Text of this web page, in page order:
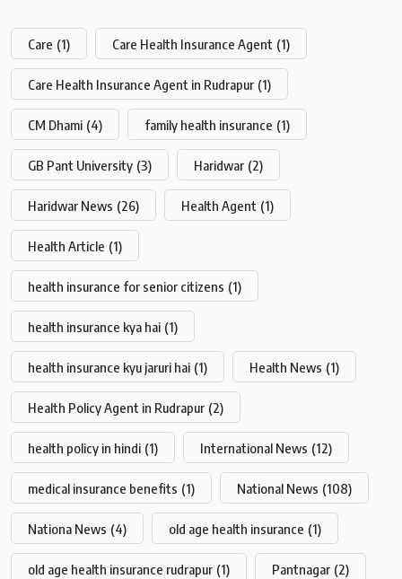
Care (1) Care Health Insurance Agent (1)
Care Health Insurance Agent in Rudrapur (1)
CM Dhami (4) family health insurance (1)
GB Pant University (3) Haridwar (2)
Haridwar News (26) Health Agent (1)
Health Article (1)
health insurance for senior citizens (1)
health insurance kya hai (1)
health insurance kyu jaruri hai (1) Health News (1)
Health Policy Agent in Rudrapur (2)
health policy in hindi (1) International News (12)
medical insurance benefits (1) National News (108)
Nationa News (4) old age health insurance (1)
old age health insurance rudrapur (1) Pantnagar (2)